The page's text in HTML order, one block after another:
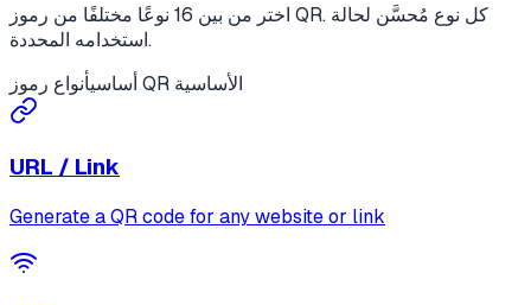
اختر من بين 16 نوعًا مختلفًا من رموز QR. كل نوع مُحسَّن لحالة
استخدامه المحددة.
أساسي
أنواع رموز QR الأساسية
URL / Link
Generate a QR code for any website or link